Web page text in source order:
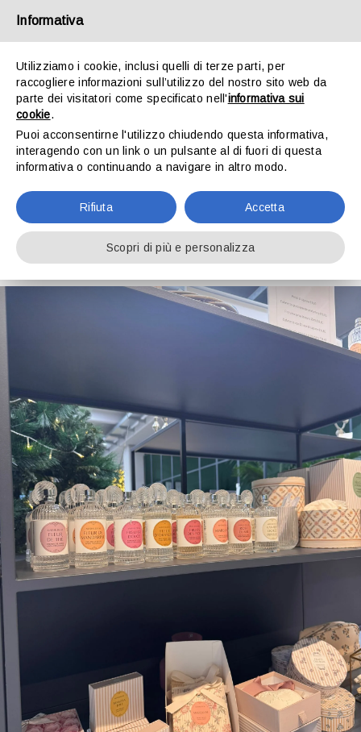
ilverde@gltagliabue.it
Via Valassina 2 – 22046 Merone (CO)
Toggle
Navigation
HOME
EVENT DESIGN
SUCCEDE ORA
NEWS
CONTATTI E ORARI
Informativa
Utilizziamo i cookie, inclusi quelli di terze parti, per
raccogliere informazioni sull’utilizzo del nostro sito web da
parte dei visitatori come specificato nell'informativa sui
cookie.
Puoi acconsentirne l'utilizzo chiudendo questa informativa,
interagendo con un link o un pulsante al di fuori di questa
informativa o continuando a navigare in altro modo.
Rifiuta Accetta
Scopri di più e personalizza